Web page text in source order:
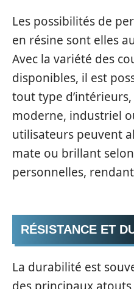
Les possibilités de
en résine sont elles
Avec la variété des
disponibles, il est
tout type
moderne, industriel
utilisateurs peuvent
mate ou brillant
personnelles,
RÉSISTANCE ET
La durabilité est
des principaux atouts